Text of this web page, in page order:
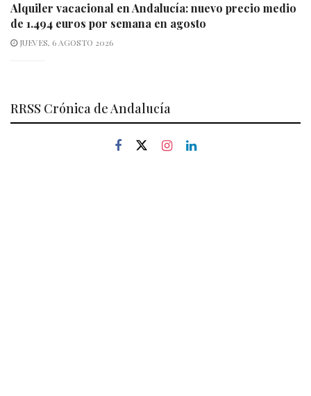
Alquiler vacacional en Andalucía: nuevo precio medio
de 1.494 euros por semana en agosto
JUEVES, 6 AGOSTO 2026
RRSS Crónica de Andalucía